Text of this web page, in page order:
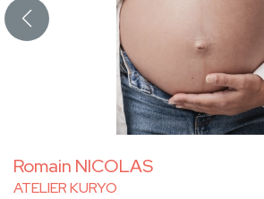
Romain NICOLAS
ATELIER KURYO